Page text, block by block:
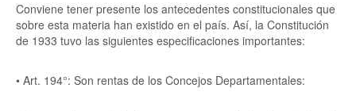
Conviene tener presente los antecedentes constitucionales que
sobre esta materia han existido en el país. Así, la Constitución
de 1933 tuvo las siguientes especificaciones importantes:
• Art. 194°: Son rentas de los Concejos Departamentales: